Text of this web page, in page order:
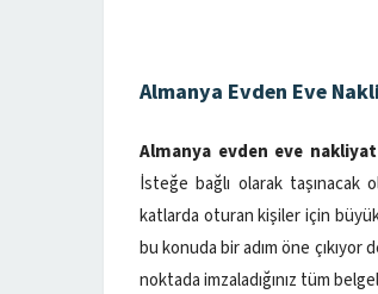
Almanya Evden Eve
Almanya evden eve
İsteğe bağlı olarak taşınacak
katlarda oturan kişiler için
bu konuda bir adım öne
noktada imzaladığınız tüm